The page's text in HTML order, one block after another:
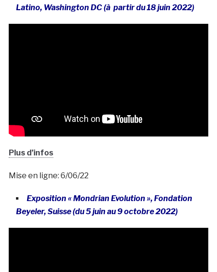
Latino, Washington DC (à partir du 18 juin 2022)
Plus d’infos
Mise en ligne: 6/06/22
Exposition « Mondrian Evolution », Fondation
Beyeler, Suisse (du 5 juin au 9 octobre 2022)